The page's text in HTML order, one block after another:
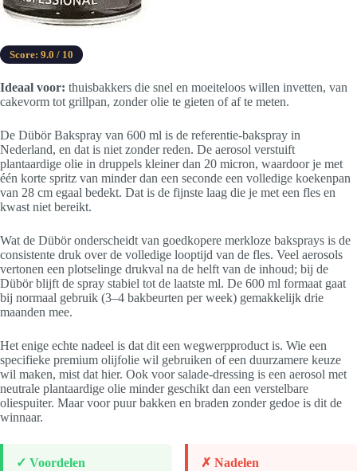
Score: 9.0 / 10
Ideaal voor: thuisbakkers die snel en moeiteloos willen invetten, van
cakevorm tot grillpan, zonder olie te gieten of af te meten.
De Dübör Bakspray van 600 ml is de referentie-bakspray in
Nederland, en dat is niet zonder reden. De aerosol verstuift
plantaardige olie in druppels kleiner dan 20 micron, waardoor je met
één korte spritz van minder dan een seconde een volledige koekenpan
van 28 cm egaal bedekt. Dat is de fijnste laag die je met een fles en
kwast niet bereikt.
Wat de Dübör onderscheidt van goedkopere merkloze baksprays is de
consistente druk over de volledige looptijd van de fles. Veel aerosols
vertonen een plotselinge drukval na de helft van de inhoud; bij de
Dübör blijft de spray stabiel tot de laatste ml. De 600 ml formaat gaat
bij normaal gebruik (3–4 bakbeurten per week) gemakkelijk drie
maanden mee.
Het enige echte nadeel is dat dit een wegwerpproduct is. Wie een
specifieke premium olijfolie wil gebruiken of een duurzamere keuze
wil maken, mist dat hier. Ook voor salade-dressing is een aerosol met
neutrale plantaardige olie minder geschikt dan een verstelbare
oliespuiter. Maar voor puur bakken en braden zonder gedoe is dit de
winnaar.
✓ Voordelen ✗ Nadelen